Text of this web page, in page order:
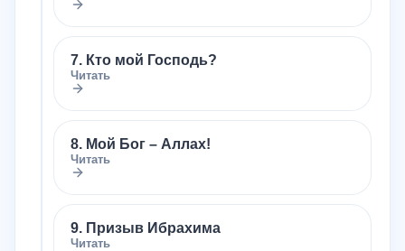
7. Кто мой Господь?
Читать
8. Мой Бог – Аллах!
Читать
9. Призыв Ибрахима
Читать